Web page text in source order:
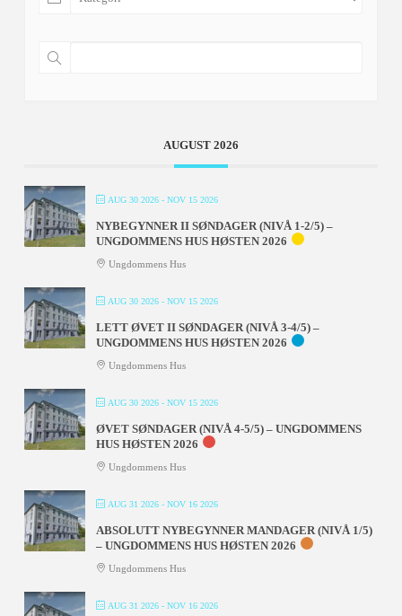
AUGUST 2026
AUG 30 2026- NOV 15 2026
NYBEGYNNER II SØNDAGER (NIVÅ 1-2/5) –
UNGDOMMENS HUS HØSTEN 2026
Ungdommens Hus
AUG 30 2026- NOV 15 2026
LETT ØVET II SØNDAGER (NIVÅ 3-4/5) –
UNGDOMMENS HUS HØSTEN 2026
Ungdommens Hus
AUG 30 2026- NOV 15 2026
ØVET SØNDAGER (NIVÅ 4-5/5) – UNGDOMMENS
HUS HØSTEN 2026
Ungdommens Hus
AUG 31 2026- NOV 16 2026
ABSOLUTT NYBEGYNNER MANDAGER (NIVÅ 1/5)
– UNGDOMMENS HUS HØSTEN 2026
Ungdommens Hus
AUG 31 2026- NOV 16 2026